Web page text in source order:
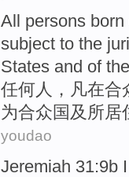
All persons born
subject to the
States and of the
任何人，凡在合
为合众国 及 所居
youdao
Jeremiah 31:9b I